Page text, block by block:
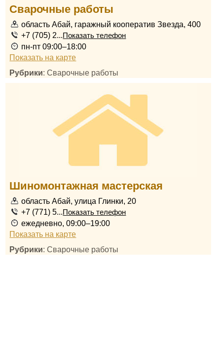
Сварочные работы
область Абай, гаражный кооператив Звезда, 400
+7 (705) 2...Показать телефон
пн-пт 09:00–18:00
Показать на карте
Рубрики: Сварочные работы
Шиномонтажная мастерская
область Абай, улица Глинки, 20
+7 (771) 5...Показать телефон
ежедневно, 09:00–19:00
Показать на карте
Рубрики: Сварочные работы